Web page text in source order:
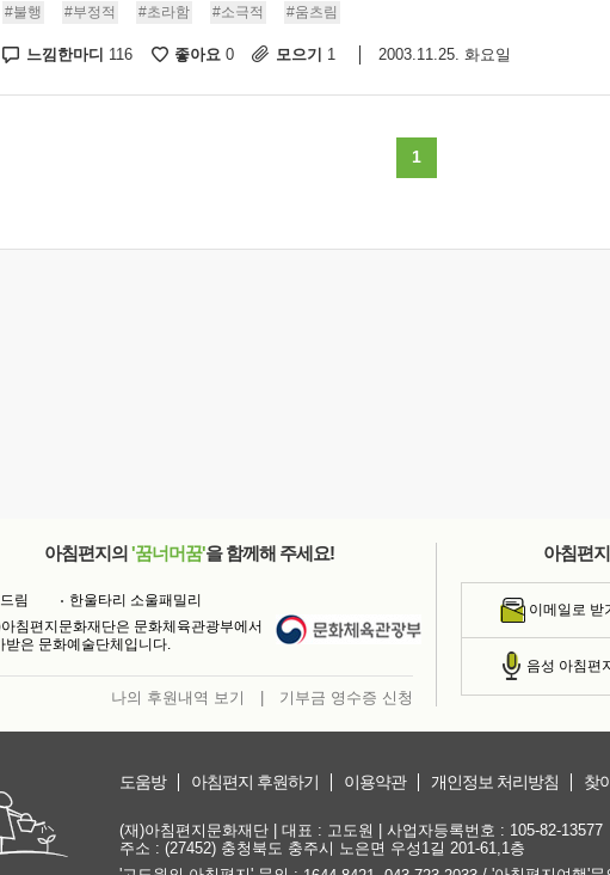
#불행 #부정적 #초라함 #소극적 #움츠림
느낌한마디 116 좋아요 0 모으기 1 2003.11.25. 화요일
1
아침편지의 '꿈너머꿈'을 함께해 주세요!
림
한울타리 소울패밀리
침편지문화재단은 문화체육관광부에서
받은 문화예술단체입니다.
나의 후원내역 보기 기부금 영수증 신청
아침편
이메일로 받
음성 아침편지
도움방 아침편지 후원하기 이용약관 개인정보 처리방침 찾
(재)아침편지문화재단 | 대표 : 고도원 | 사업자등록번호 : 105-82-13577
주소 : (27452) 충청북도 충주시 노은면 우성1길 201-61,1층